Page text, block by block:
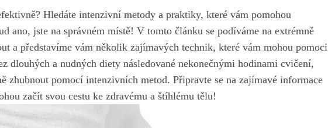
Hledáte intenzivní metody a praktiky, které vám pomohou
ano, jste na správném místě! V tomto článku se podíváme na extrémně
a představíme vám několik zajímavých technik, které vám mohou pomoci
dlouhých a nudných diety následované nekonečnými hodinami cvičení,
zhubnout pomocí intenzivních metod. Připravte se na zajímavé informace
začít svou cestu ke zdravému a štíhlému tělu!